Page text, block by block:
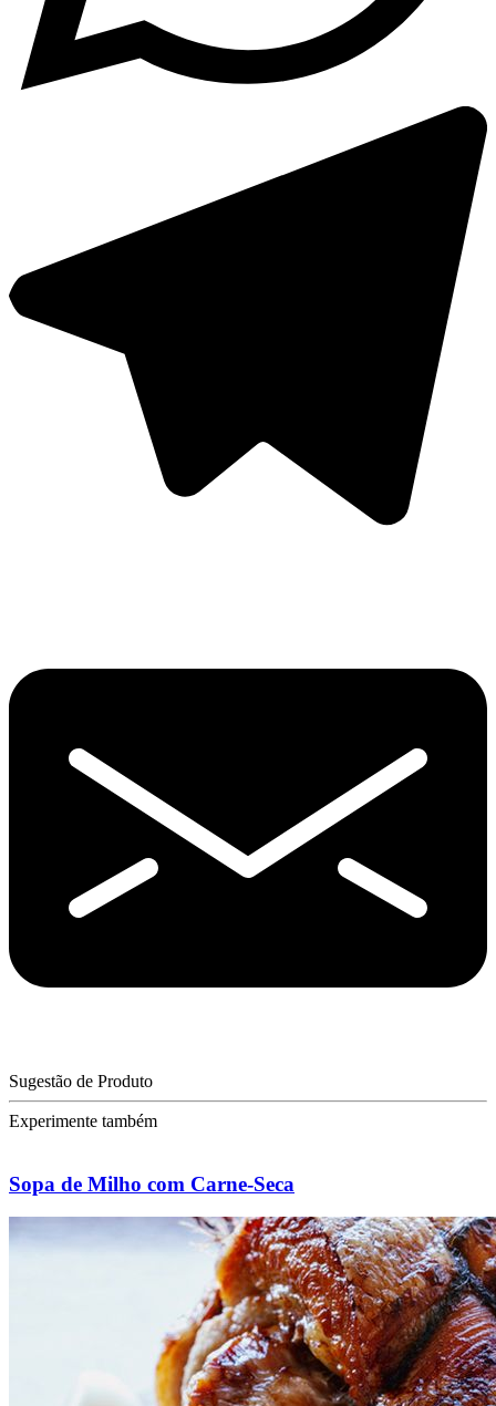
Sugestão de Produto
Experimente também
Sopa de Milho com Carne-Seca